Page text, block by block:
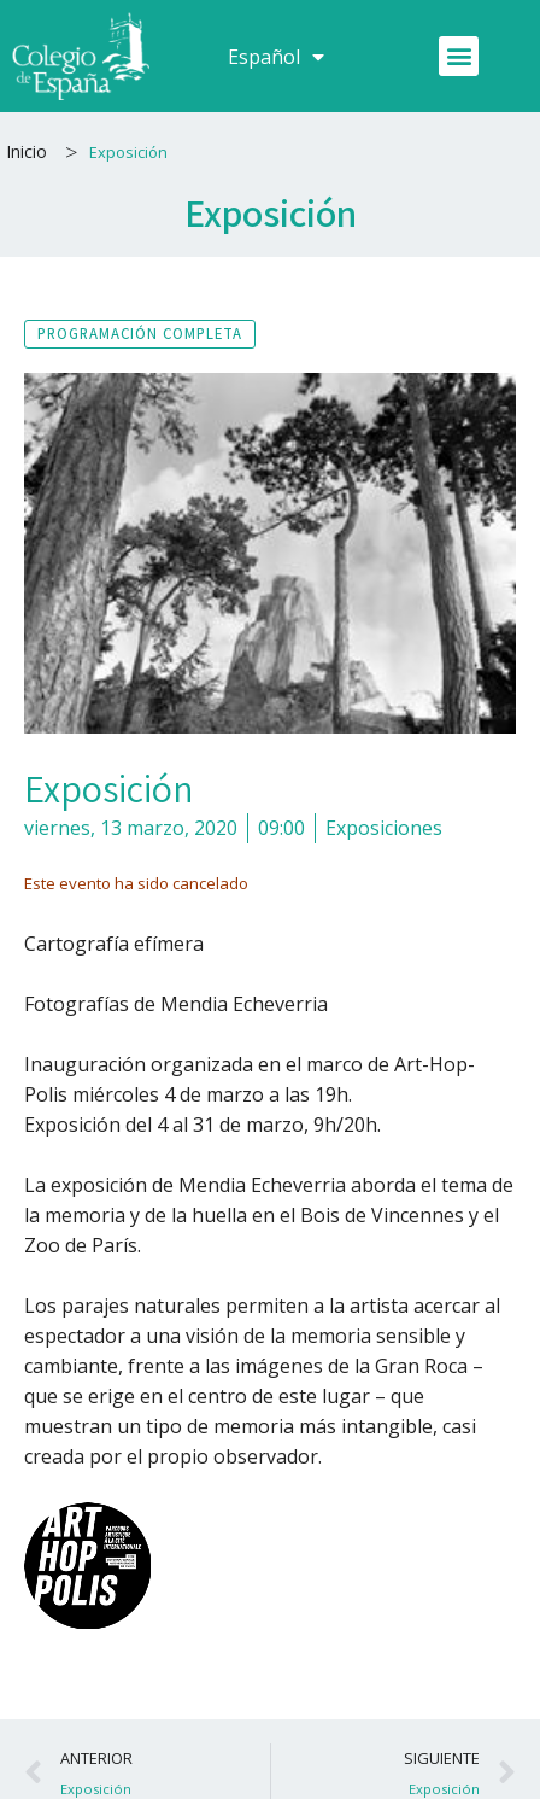
al
contenido
Español
Français Menú
Inicio > Exposición
Exposición
PROGRAMACIÓN COMPLETA
Exposición
viernes, 13 marzo, 2020 09:00 Exposiciones
Este evento ha sido cancelado
Cartografía efímera
Fotografías de Mendia Echeverria
Inauguración organizada en el marco de Art-Hop-
Polis miércoles 4 de marzo a las 19h.
Exposición del 4 al 31 de marzo, 9h/20h.
La exposición de Mendia Echeverria aborda el tema de
la memoria y de la huella en el Bois de Vincennes y el
Zoo de París.
Los parajes naturales permiten a la artista acercar al
espectador a una visión de la memoria sensible y
cambiante, frente a las imágenes de la Gran Roca –
que se erige en el centro de este lugar – que
muestran un tipo de memoria más intangible, casi
creada por el propio observador.
Ant
ANTERIOR
Exposición
SIGUIENTE
Exposición